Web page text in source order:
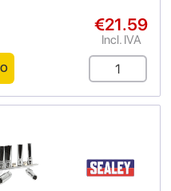
€21.59
Incl. IVA